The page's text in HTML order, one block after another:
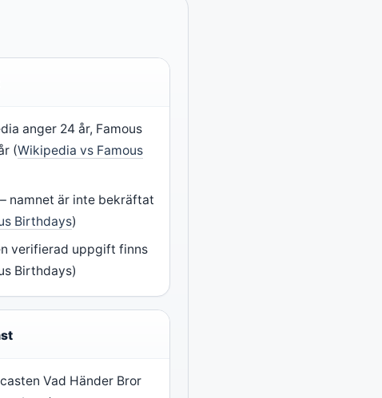
anger 24 år, Famous
(Wikipedia vs Famous
namnet är inte bekräftat
Birthdays)
verifierad uppgift finns
Birthdays)
Vad Händer Bror